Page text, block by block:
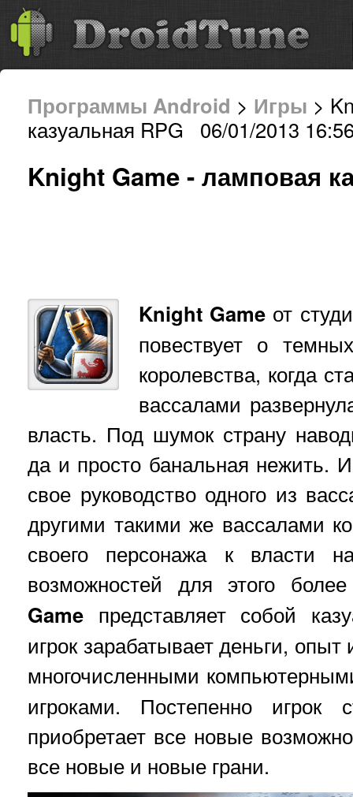
Программы Android > Игры >
казуальная RPG 06/01/2013
Knight Game - ламповая
Knight Game от
повествует о
королевства, когда
вассалами
власть. Под шумок страну
да и просто банальная нежить.
свое руководство одного из
другими такими же вассалами
своего персонажа к власти
возможностей для этого
Game представляет собой
игрок зарабатывает деньги,
многочисленными
игроками. Постепенно игрок
приобретает все новые
все новые и новые грани.